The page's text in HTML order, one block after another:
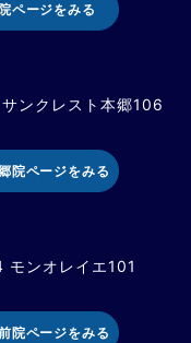
ページをみる
ンクレスト本郷106
院ページをみる
ンオレイエ101
院ページをみる